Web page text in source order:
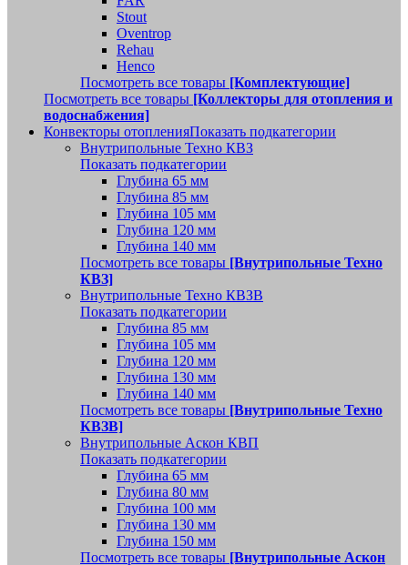
Stout
Oventrop
Rehau
Henco
Посмотреть все товары [Комплектующие]
Посмотреть все товары [Коллекторы для отопления и
водоснабжения]
Конвекторы отопленияПоказать подкатегории
Внутрипольные Техно КВЗ
Показать подкатегории
Глубина 65 мм
Глубина 85 мм
Глубина 105 мм
Глубина 120 мм
Глубина 140 мм
Посмотреть все товары [Внутрипольные Техно
КВЗ]
Внутрипольные Техно КВЗВ
Показать подкатегории
Глубина 85 мм
Глубина 105 мм
Глубина 120 мм
Глубина 130 мм
Глубина 140 мм
Посмотреть все товары [Внутрипольные Техно
КВЗВ]
Внутрипольные Аскон КВП
Показать подкатегории
Глубина 65 мм
Глубина 80 мм
Глубина 100 мм
Глубина 130 мм
Глубина 150 мм
Посмотреть все товары [Внутрипольные Аскон